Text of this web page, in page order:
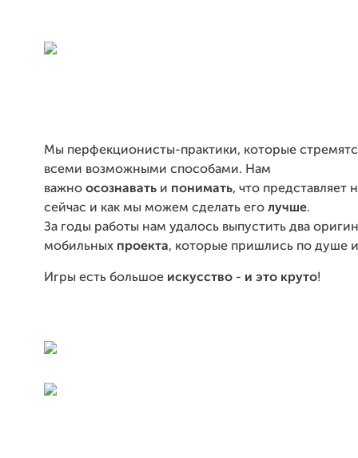
Мы перфекционисты-практики, которые
всеми возможными способами. Нам
важно осознавать и понимать, что представляет
сейчас и как мы можем сделать его лучше.
За годы работы нам удалось выпустить два
мобильных проекта, которые пришлись по душе
Игры есть большое искусство - и это круто!